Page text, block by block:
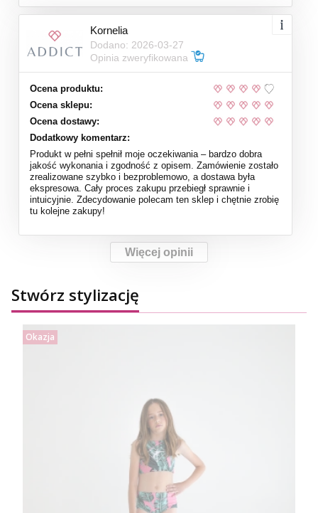
Kornelia
Dodano: 2026-03-27
Opinia zweryfikowana
Ocena produktu:
Ocena sklepu:
Ocena dostawy:
Dodatkowy komentarz:
Produkt w pełni spełnił moje oczekiwania – bardzo dobra
jakość wykonania i zgodność z opisem. Zamówienie zostało
zrealizowane szybko i bezproblemowo, a dostawa była
ekspresowa. Cały proces zakupu przebiegł sprawnie i
intuicyjnie. Zdecydowanie polecam ten sklep i chętnie zrobię
tu kolejne zakupy!
Więcej opinii
Stwórz stylizację
Okazja